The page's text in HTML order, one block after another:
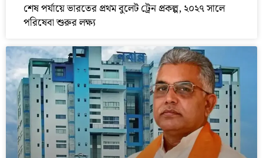
শেষ পর্যায়ে ভারতের প্রথম বুলেট ট্রেন প্রকল্প, ২০২৭ সালে
পরিষেবা শুরুর লক্ষ্য